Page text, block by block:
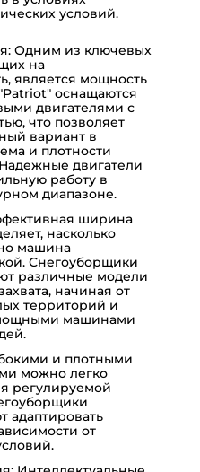
условий.
Одним из ключевых
на
является мощность
оснащаются
двигателями с
что позволяет
вариант в
и плотности
двигатели
работу в
диапазоне.
ширина
насколько
машина
Снегоуборщики
различные модели
начиная от
территорий и
машинами
и плотными
можно легко
регулируемой
адаптировать
от